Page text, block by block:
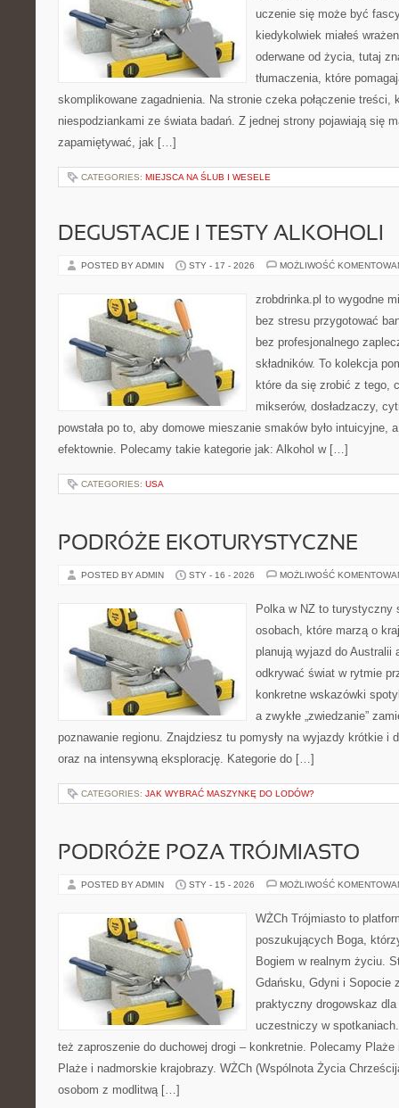
uczenie się może być
kiedykolwiek miałeś
oderwane od życia, tutaj
tłumaczenia, które
skomplikowane zagadnienia. Na stronie czeka połączenie treści,
niespodziankami ze świata badań. Z jednej strony pojawiają się
zapamiętywać, jak […]
CATEGORIES: MIEJSCA NA ŚLUB I WESELE
DEGUSTACJE I TESTY ALKOHOLI
POSTED BY ADMIN STY - 17 - 2026 MOŻLIWOŚĆ
zrobdrinka.pl to wygodne
bez stresu przygotować
bez profesjonalnego
składników. To kolekcja
które da się zrobić z tego,
mikserów, dosładzaczy,
powstała po to, aby domowe mieszanie smaków było intuicyjne,
efektownie. Polecamy takie kategorie jak: Alkohol w […]
CATEGORIES: USA
PODRÓŻE EKOTURYSTYCZNE
POSTED BY ADMIN STY - 16 - 2026 MOŻLIWOŚĆ
Polka w NZ to turystyczny
osobach, które marzą o
planują wyjazd do Australii
odkrywać świat w rytmie
konkretne wskazówki
a zwykłe „zwiedzanie”
poznawanie regionu. Znajdziesz tu pomysły na wyjazdy krótkie i
oraz na intensywną eksplorację. Kategorie do […]
CATEGORIES: JAK WYBRAĆ MASZYNKĘ DO LODÓW?
PODRÓŻE POZA TRÓJMIASTO
POSTED BY ADMIN STY - 15 - 2026 MOŻLIWOŚĆ
WŻCh Trójmiasto to
poszukujących Boga,
Bogiem w realnym życiu.
Gdańsku, Gdyni i Sopocie
praktyczny drogowskaz
uczestniczy w
też zaproszenie do duchowej drogi – konkretnie. Polecamy
Plaże i nadmorskie krajobrazy. WŻCh (Wspólnota Życia
osobom z modlitwą […]